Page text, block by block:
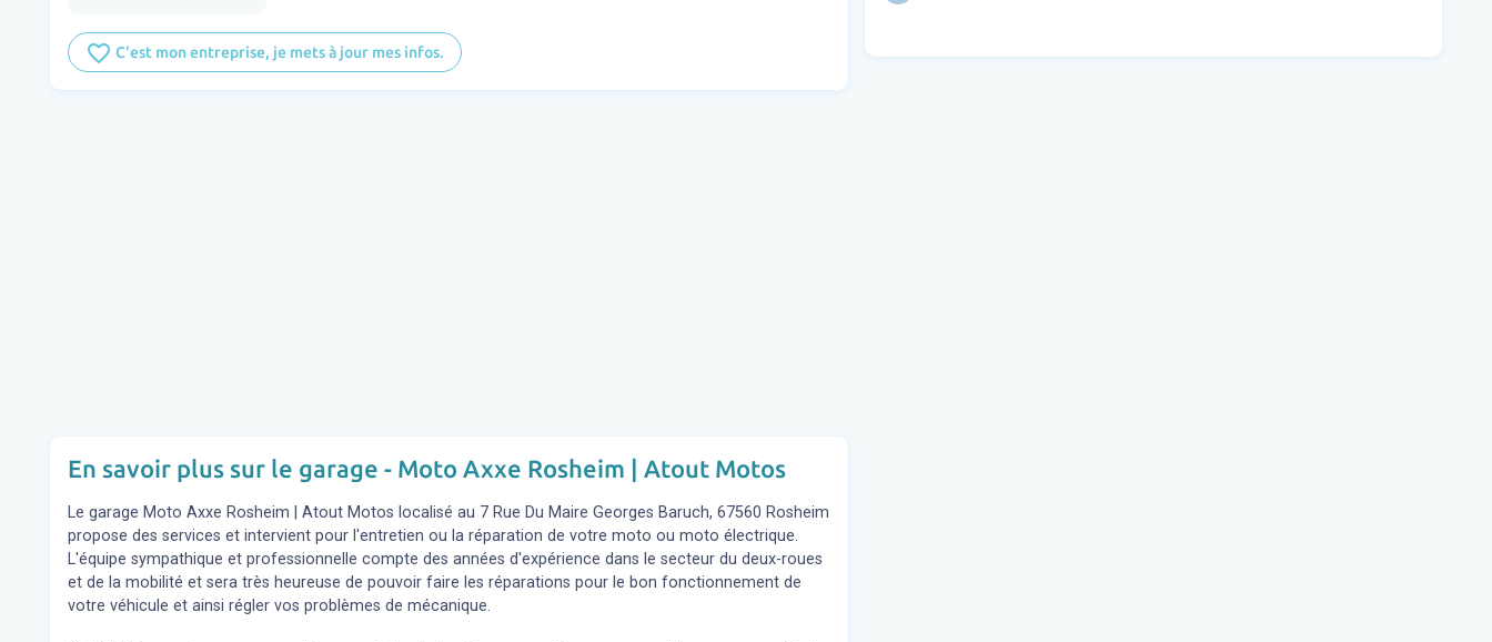
favorite_border C'est mon entreprise, je mets à jour mes infos.
En savoir plus sur le garage - Moto Axxe Rosheim | Atout Motos
Le garage Moto Axxe Rosheim | Atout Motos localisé au 7 Rue Du Maire Georges Baruch, 67560 Rosheim
propose des services et intervient pour l'entretien ou la réparation de votre moto ou moto électrique.
L'équipe sympathique et professionnelle compte des années d'expérience dans le secteur du deux-roues
et de la mobilité et sera très heureuse de pouvoir faire les réparations pour le bon fonctionnement de
votre véhicule et ainsi régler vos problèmes de mécanique.